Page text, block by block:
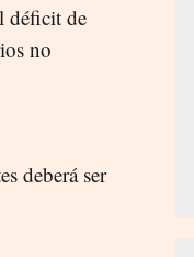
déficit de
no
deberá ser